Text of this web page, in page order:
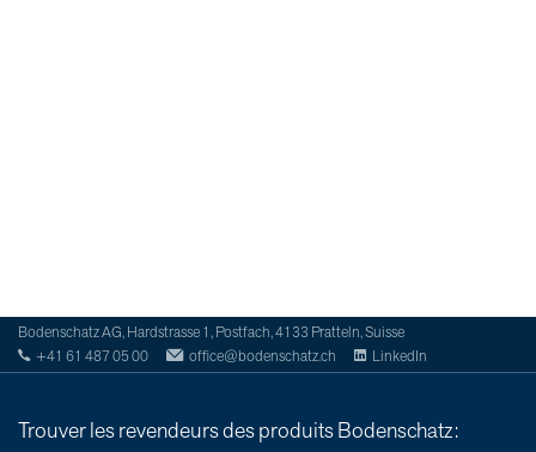
Bodenschatz AG, Hardstrasse 1, Postfach, 4133 Pratteln, Suisse
+41 61 487 05 00
office@bodenschatz.ch LinkedIn
Trouver les revendeurs des produits Bodenschatz: